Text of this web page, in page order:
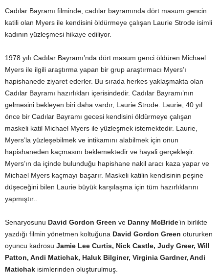
Cadılar Bayramı filminde, cadılar bayramında dört masum gencin
katili olan Myers ile kendisini öldürmeye çalışan Laurie Strode isimli
kadının yüzleşmesi hikaye ediliyor.
1978 yılı Cadılar Bayramı’nda dört masum genci öldüren Michael
Myers ile ilgili araştırma yapan bir grup araştırmacı Myers’ı
hapishanede ziyaret ederler. Bu sırada herkes yaklaşmakta olan
Cadılar Bayramı hazırlıkları içerisindedir. Cadılar Bayramı’nın
gelmesini bekleyen biri daha vardır, Laurie Strode. Laurie, 40 yıl
önce bir Cadılar Bayramı gecesi kendisini öldürmeye çalışan
maskeli katil Michael Myers ile yüzleşmek istemektedir. Laurie,
Myers’la yüzleşebilmek ve intikamını alabilmek için onun
hapishaneden kaçmasını beklemektedir ve hayali gerçekleşir.
Myers’ın da içinde bulunduğu hapishane nakil aracı kaza yapar ve
Michael Myers kaçmayı başarır. Maskeli katilin kendisinin peşine
düşeceğini bilen Laurie büyük karşılaşma için tüm hazırlıklarını
yapmıştır..
Senaryosunu David Gordon Green ve Danny McBride‘in birlikte
yazdığı filmin yönetmen koltuğuna David Gordon Green otururken
oyuncu kadrosu Jamie Lee Curtis, Nick Castle, Judy Greer, Will
Patton, Andi Matichak, Haluk Bilginer, Virginia Gardner, Andi
Matichak isimlerinden oluşturulmuş.